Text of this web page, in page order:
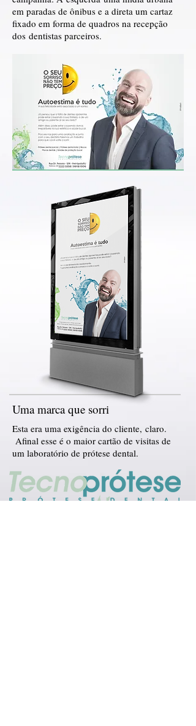
em paradas de ônibus e a direta um cartaz
fixado em forma de quadros na recepção
dos dentistas parceiros.
Uma marca que sorri
Esta era uma exigência do cliente, claro.
Afinal esse é o maior cartão de visitas de
um laboratório de prótese dental.